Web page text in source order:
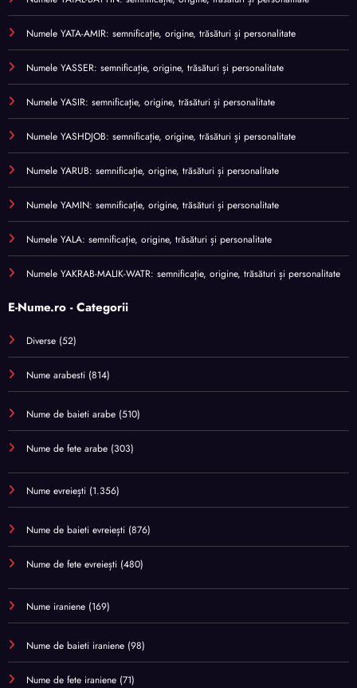
Numele YATA-AMIR: semnificație, origine, trăsături și personalitate
Numele YASSER: semnificație, origine, trăsături și personalitate
Numele YASIR: semnificație, origine, trăsături și personalitate
Numele YASHDJOB: semnificație, origine, trăsături și personalitate
Numele YARUB: semnificație, origine, trăsături și personalitate
Numele YAMIN: semnificație, origine, trăsături și personalitate
Numele YALA: semnificație, origine, trăsături și personalitate
Numele YAKRAB-MALIK-WATR: semnificație, origine, trăsături și personalitate
E-Nume.ro - Categorii
Diverse (52)
Nume arabesti (814)
Nume de baieti arabe (510)
Nume de fete arabe (303)
Nume evreiești (1.356)
Nume de baieti evreiești (876)
Nume de fete evreiești (480)
Nume iraniene (169)
Nume de baieti iraniene (98)
Nume de fete iraniene (71)